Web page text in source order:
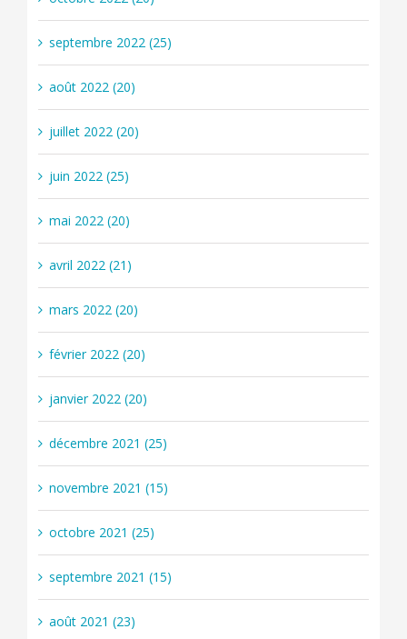
septembre 2022 (25)
août 2022 (20)
juillet 2022 (20)
juin 2022 (25)
mai 2022 (20)
avril 2022 (21)
mars 2022 (20)
février 2022 (20)
janvier 2022 (20)
décembre 2021 (25)
novembre 2021 (15)
octobre 2021 (25)
septembre 2021 (15)
août 2021 (23)